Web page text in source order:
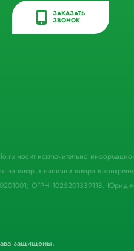
ЗАКАЗАТЬ
ЗВОНОК
носит исключительно
и наличии товара в
ОГРН 1025201339118.
защищены.